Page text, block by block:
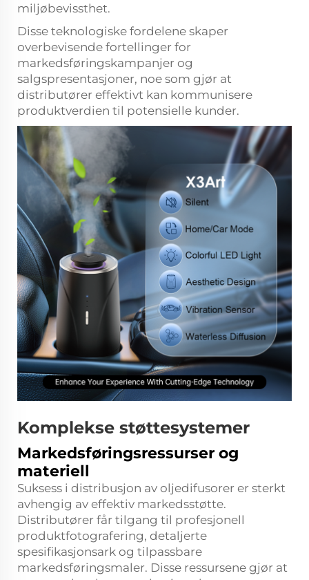
miljøbevissthet.
Disse teknologiske fordelene skaper
overbevisende fortellinger for
markedsføringskampanjer og
salgspresentasjoner, noe som gjør at
distributører effektivt kan kommunisere
produktverdien til potensielle kunder.
Komplekse støttesystemer
Markedsføringsressurser og
materiell
Suksess i distribusjon av oljedifusorer er sterkt
avhengig av effektiv markedsstøtte.
Distributører får tilgang til profesjonell
produktfotografering, detaljerte
spesifikasjonsark og tilpassbare
markedsføringsmaler. Disse ressursene gjør at